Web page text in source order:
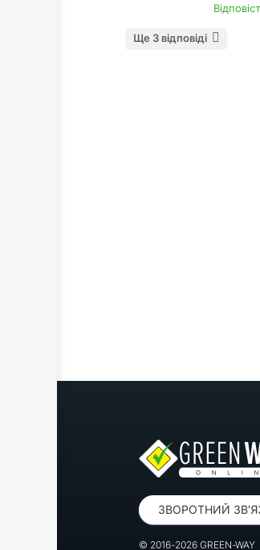
Ще 3 відповіді
ЗВОРОТНИЙ
© 2016-2026 GREEN-WAY